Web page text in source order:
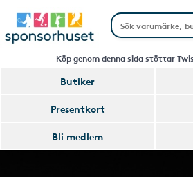
Köp genom denna sida stöttar
Butiker
Presentkort
Bli medlem